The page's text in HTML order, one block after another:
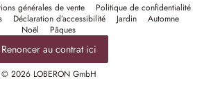
générales de vente
Politique de confidentialité
Déclaration d’accessibilité Jardin
Automne
Noël
Pâques
Renoncer au contrat ici
© 2026 LOBERON GmbH